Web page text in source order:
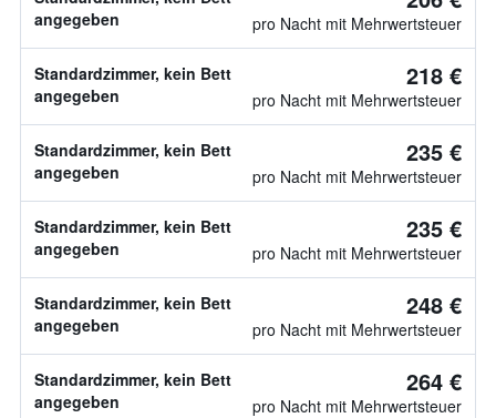
angegeben
pro Nacht mit Mehrwertsteuer
Standardzimmer, kein Bett
angegeben
218 €
pro Nacht mit Mehrwertsteuer
Standardzimmer, kein Bett
angegeben
235 €
pro Nacht mit Mehrwertsteuer
Standardzimmer, kein Bett
angegeben
235 €
pro Nacht mit Mehrwertsteuer
Standardzimmer, kein Bett
angegeben
248 €
pro Nacht mit Mehrwertsteuer
Standardzimmer, kein Bett
angegeben
264 €
pro Nacht mit Mehrwertsteuer